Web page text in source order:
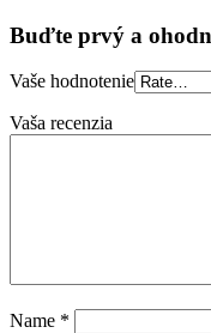
Buďte prvý a
Vaše hodnotenie
Vaša recenzia
Name *